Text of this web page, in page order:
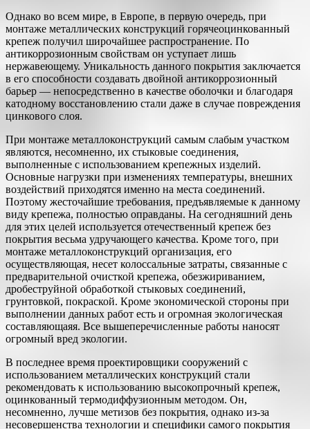
Однако во всем мире, в Европе, в первую очередь, при
монтаже металлических конструкций горячеоцинкованный
крепеж получил широчайшее распространение. По
антикоррозионным свойствам он уступает лишь
нержавеющему. Уникальность данного покрытия заключается
в его способности создавать двойной антикоррозионный
барьер — непосредственно в качестве оболочки и благодаря
катодному восстановлению стали даже в случае повреждения
цинкового слоя.
При монтаже металлоконструкций самым слабым участком
являются, несомненно, их стыковые соединения,
выполненные с использованием крепежных изделий.
Основные нагрузки при изменениях температуры, внешних
воздействий приходятся именно на места соединений.
Поэтому жесточайшие требования, предъявляемые к данному
виду крепежа, полностью оправданы. На сегодняшний день
для этих целей используется отечественный крепеж без
покрытия весьма удручающего качества. Кроме того, при
монтаже металлоконструкций организация, его
осуществляющая, несет колоссальные затраты, связанные с
предварительной очисткой крепежа, обезжириванием,
дробеструйной обработкой стыковых соединений,
грунтовкой, покраской. Кроме экономической стороны при
выполнении данных работ есть и огромная экологическая
составляющаяя. Все вышеперечисленные работы наносят
огромный вред экологии.
В последнее время проектировщики сооружений с
использованием металлических конструкций стали
рекомендовать к использованию высокопрочный крепеж,
оцинкованный термодиффузионным методом. Он,
несомненно, лучше метизов без покрытия, однако из-за
несовершенства технологии и специфики самого покрытия